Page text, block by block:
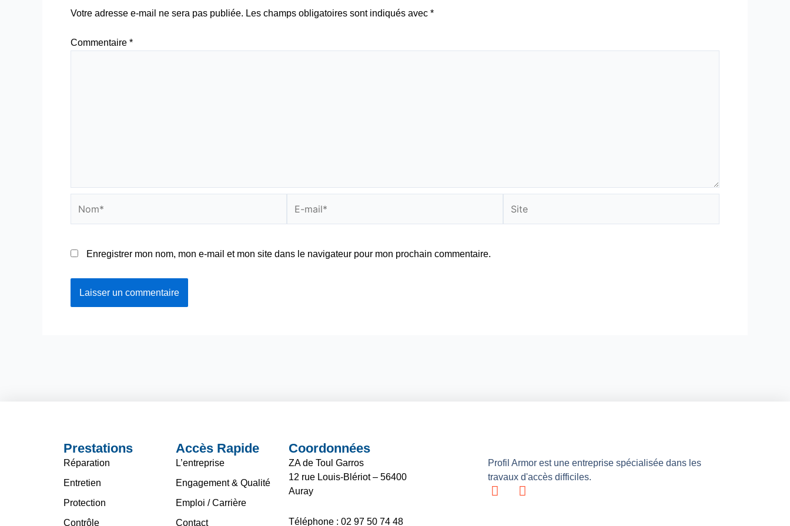
Votre adresse e-mail ne sera pas publiée. Les champs obligatoires sont indiqués avec *
Commentaire *
mail*
Enregistrer mon nom, mon e-mail et mon site dans le navigateur pour mon prochain commentaire.
Profil Armor est une entreprise spécialisée dans les
travaux d'accès difficiles.
L
I
Prestations
Réparation
Entretien
Protection
Contrôle
Accès Rapide
L’entreprise
Engagement & Qualité
Emploi / Carrière
Contact
Coordonnées
ZA de Toul Garros
12 rue Louis-Blériot – 56400
Auray
Téléphone : 02 97 50 74 48